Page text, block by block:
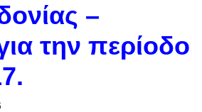
–
την περίοδο